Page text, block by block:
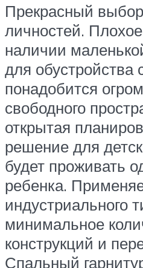
Прекрасный
личностей.
наличии
для обустройства
понадобится
свободного
открытая
решение для
будет проживать
ребенка.
индустриального
минимальное
конструкций и
Спальный